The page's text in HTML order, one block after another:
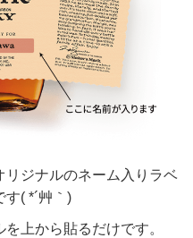
ジナルのネーム入りラベ
( *´艸｀)
上から貼るだけです。